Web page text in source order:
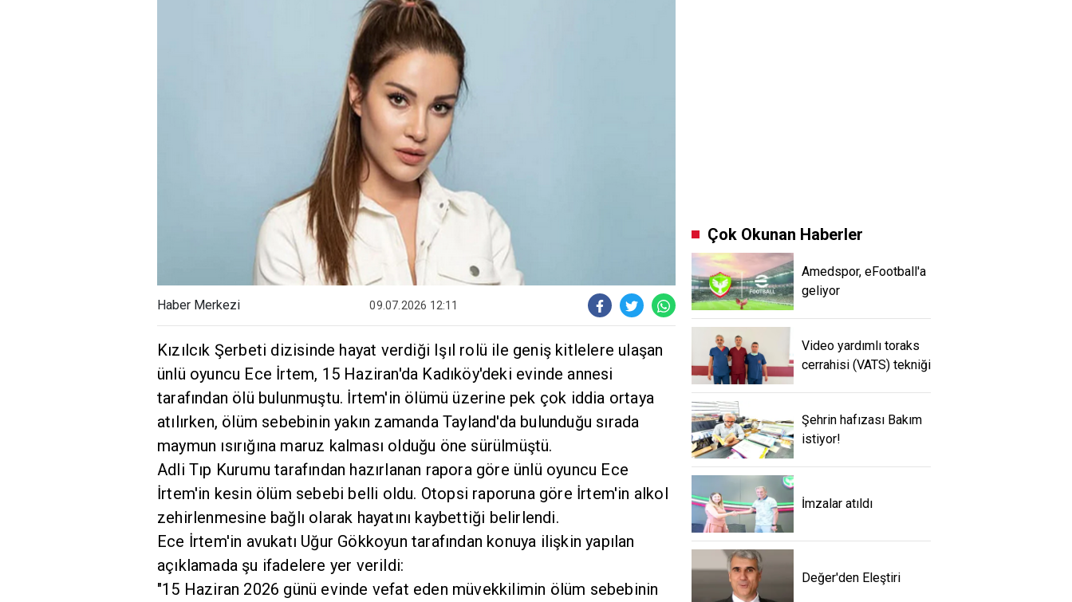
Haber Merkezi 09.07.2026 12:11
Kızılcık Şerbeti dizisinde hayat verdiği Işıl rolü ile geniş kitlelere ulaşan
ünlü oyuncu Ece İrtem, 15 Haziran'da Kadıköy'deki evinde annesi
tarafından ölü bulunmuştu. İrtem'in ölümü üzerine pek çok iddia ortaya
atılırken, ölüm sebebinin yakın zamanda Tayland'da bulunduğu sırada
maymun ısırığına maruz kalması olduğu öne sürülmüştü.
Adli Tıp Kurumu tarafından hazırlanan rapora göre ünlü oyuncu Ece
İrtem'in kesin ölüm sebebi belli oldu. Otopsi raporuna göre İrtem'in alkol
zehirlenmesine bağlı olarak hayatını kaybettiği belirlendi.
Ece İrtem'in avukatı Uğur Gökkoyun tarafından konuya ilişkin yapılan
açıklamada şu ifadelere yer verildi:
"15 Haziran 2026 günü evinde vefat eden müvekkilimin ölüm sebebinin
Çok Okunan Haberler
Amedspor, eFootball'a
geliyor
Video yardımlı toraks
cerrahisi (VATS) tekniği
Şehrin hafızası Bakım
istiyor!
İmzalar atıldı
Değer'den Eleştiri